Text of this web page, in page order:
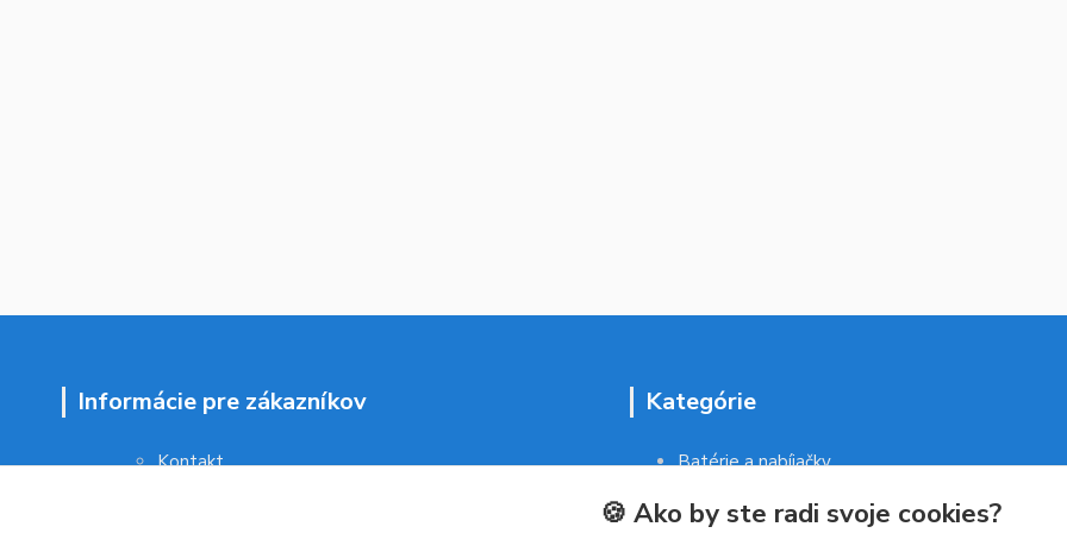
Informácie pre zákazníkov
Kontakt
Kategórie
Batérie a nabíjačky
Malé domáce spotrebiče
🍪 Ako by ste radi svoje cookies?